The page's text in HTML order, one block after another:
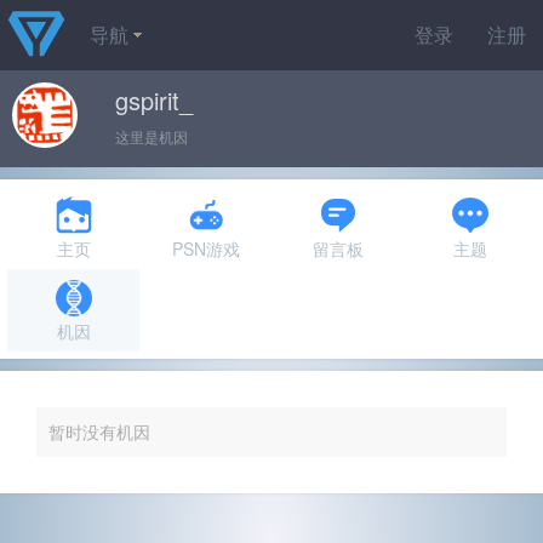
登录 注册
导航
gspirit_
这里是机因
主页 PSN游戏 留言板 主题
机因
暂时没有机因